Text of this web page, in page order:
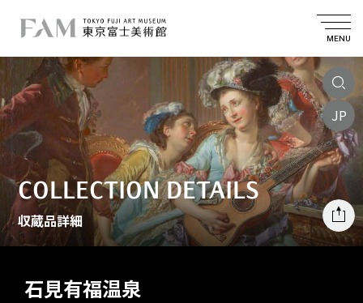
MENU
JP
COLLECTION DETAILS
収蔵品詳細
石見有福温泉